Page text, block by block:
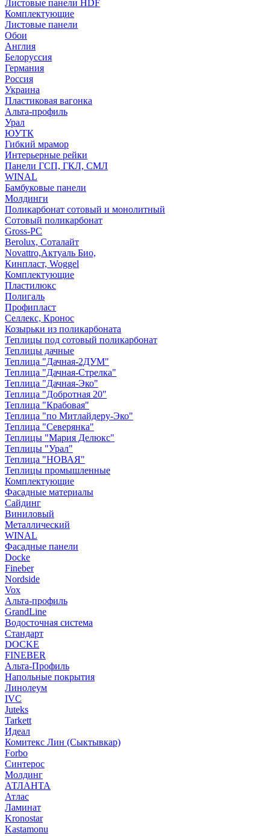
Листовые панели HDF
Комплектующие
Листовые панели
Обои
Англия
Белоруссия
Германия
Россия
Украина
Пластиковая вагонка
Альта-профиль
Урал
ЮУТК
Гибкий мрамор
Интерьерные рейки
Панели ГСП, ГКЛ, СМЛ
WINAL
Бамбуковые панели
Молдинги
Поликарбонат сотовый и монолитный
Сотовый поликарбонат
Gross-PC
Berolux, Соталайт
Novattro,Актуаль Био,
Кинпласт, Woggel
Комплектующие
Пластилюкс
Полигаль
Профипласт
Селлекс, Кронос
Козырьки из поликарбоната
Теплицы под сотовый поликарбонат
Теплицы дачные
Теплица "Дачная-2ДУМ"
Теплица "Дачная-Стрелка"
Теплица "Дачная-Эко"
Теплица "Добротная 20"
Теплица "Крабовая"
Теплица "по Митлайдеру-Эко"
Теплица "Северянка"
Теплицы "Мария Делюкс"
Теплицы "Урал"
Теплица "НОВАЯ"
Теплицы промышленные
Комплектующие
Фасадные материалы
Сайдинг
Виниловый
Металлический
WINAL
Фасадные панели
Docke
Fineber
Nordside
Vox
Альта-профиль
GrandLine
Водосточная система
Стандарт
DOCKE
FINEBER
Альта-Профиль
Напольные покрытия
Линолеум
IVC
Juteks
Tarkett
Идеал
Комитекс Лин (Сыктывкар)
Forbo
Синтерос
Молдинг
АТЛАНТА
Атлас
Ламинат
Kronostar
Kastamonu